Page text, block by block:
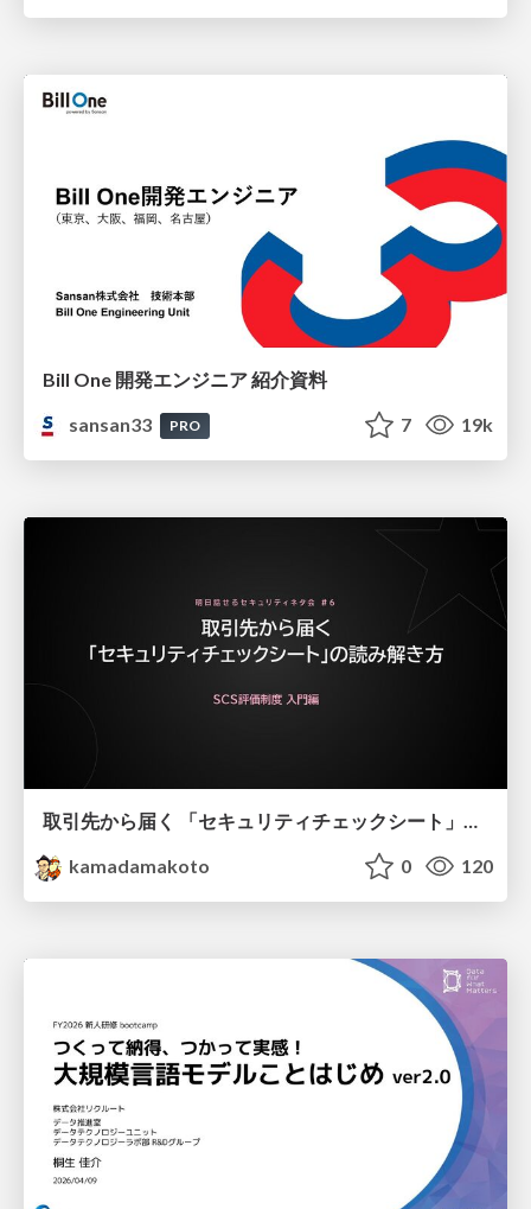
Bill One 開発エンジニア 紹介資料
sansan33
PRO 7 19k
取引先から届く 「セキュリティチェックシート」の読み解き方
kamadamakoto
0 120